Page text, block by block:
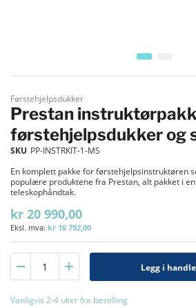
Gå til begynnelsen av bildegalleri
Førstehjelpsdukker
Prestan
førstehjelpsdukker og
SKU PP-INSTRKIT-1-MS
En komplett pakke for førstehjelpsinstruktøren
populære produktene fra Prestan, alt pakket i
teleskophåndtak.
kr 20 990,00
kr 16 792,00
Legg i
Vanligvis 2-4 uker fra bestilling